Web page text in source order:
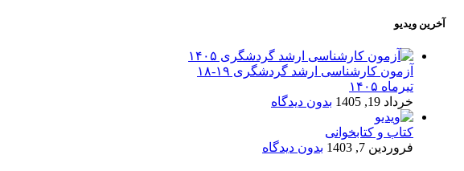
آخرین ویدیو
آزمون کارشناسی ارشد گردشگری ۱۹-۱۸
تیرماه ۱۴۰۵
خرداد 19, 1405
بدون دیدگاه
کتاب و کتابخوانی
فروردین 7, 1403
بدون دیدگاه